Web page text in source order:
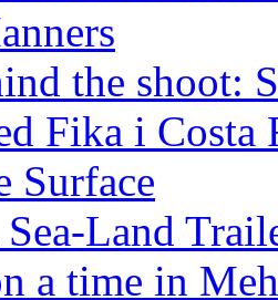
the shoot:
Fika i Costa
Surface
Land
a time in